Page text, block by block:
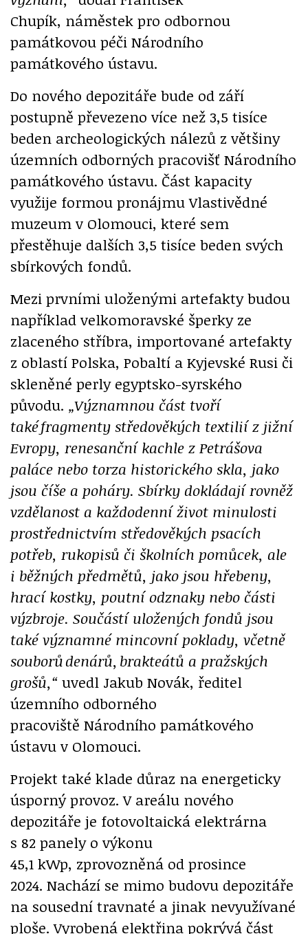
Chupík, náměstek pro odbornou
památkovou péči Národního
památkového ústavu.
Do nového depozitáře bude od září
postupně převezeno více než 3,5 tisíce
beden archeologických nálezů z většiny
územních odborných pracovišť Národního
památkového ústavu. Část kapacity
využije formou pronájmu Vlastivědné
muzeum v Olomouci, které sem
přestěhuje dalších 3,5 tisíce beden svých
sbírkových fondů.
Mezi prvními uloženými artefakty budou
například velkomoravské šperky ze
zlaceného stříbra, importované artefakty
z oblastí Polska, Pobaltí a Kyjevské Rusi či
skleněné perly egyptsko-syrského
původu. „Významnou část tvoří
takéfragmenty středověkých textilií z jižní
Evropy, renesanční kachle z Petrášova
paláce nebo torza historického skla, jako
jsou číše a poháry. Sbírky dokládají rovněž
vzdělanost a každodenníživot minulosti
prostřednictvím středověkých psacích
potřeb, rukopisů či školních pomůcek, ale
i běžných předmětů, jako jsou hřebeny,
hrací kostky, poutní odznaky nebo části
výzbroje. Součástí uložených fondů jsou
také významné mincovní poklady, včetně
souborůdenárů, brakteátů a pražských
grošů,“ uvedl Jakub Novák, ředitel
územního odborného
pracoviště Národního památkového
ústavu v Olomouci.
Projekt také klade důraz na energeticky
úsporný provoz. V areálu nového
depozitáře je fotovoltaická elektrárna
s 82 panely o výkonu
45,1 kWp, zprovozněná od prosince
2024. Nachází se mimo budovu depozitáře
na sousední travnaté a jinak nevyužívané
ploše. Vyrobená elektřina pokrývá část